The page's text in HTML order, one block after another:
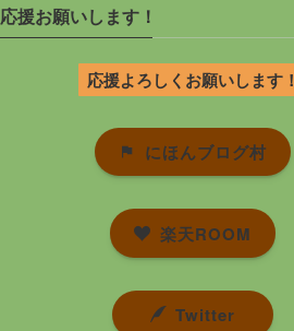
応援お願いします！
応援よろしくお願いします！
にほんブログ村
楽天ROOM
Twitter